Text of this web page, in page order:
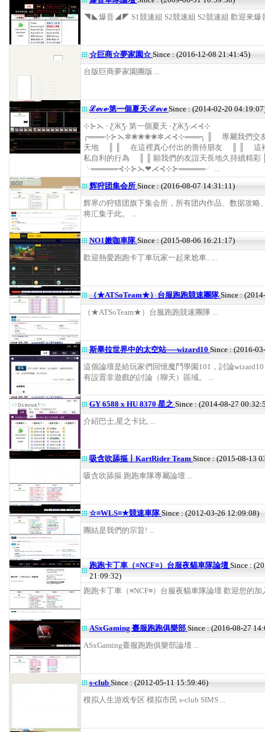
◥◣爆音◢◤ S1競速組 S2競速組 S2競速組 歡迎來爆
☆巨商☆夢家園☆ Since : (2016-12-08 21:41:45)
台版巨商夢家園團版 ...
ℒℴvℯ‧第一個夏天‧ℒℴvℯSince : (2014-02-20
⊹⊱⋋ ‧ ƸӜƷ‧ 第一個夏天 ‧ ƸӜƷ‧⋌⊰⊹
╭═══⊹⊱⋋✼❀❀❀❀✼⋌⊰⊹═══╮ ║ 專屬我們交友
天地 ║ ║ 在這裡真心付出的善待朋友 ║ ║ 這
私自利的行為 ║ ║ 願我們的友誼天長地久持續精彩
╰═════⊰⊹⊱⋋❤⋌⊰⊹⊱═════╯ ...
辉狩团集会所 Since : (2016-08-07 14:31:11)
辉界の狩猎团旗下集会所，所有团内作品、数据攻略
将汇集于此。 ...
NO1嫩咖車隊Since : (2015-08-06 16:21:17)
歡迎熱愛跑跑卡丁車玩家一起來尬車.. ...
（★ATSoTeam★）台服跑跑競速團隊Since :
（★ATSoTeam★）台服跑跑競速團隊 ...
斯畢拉世界中的太空站──wizard10 Since : (2016-
這個論壇是給玩家們回憶魔鬥學園101，討論
有設置非遊戲的討論（聊天）區域。 ...
GY 6588 x HU 8370 星之 Since : (2014-08-27
介紹巴士,星之卡比, ...
吸含吹舔摳丨KartRider Team Since : (2015-08-13
吸含吹舔摳 跑跑車隊專屬論壇 ...
☆≡WLS≡★競速車隊Since : (2012-03-26 12:09:08)
團結是我們的宗旨! ...
跑跑卡丁車（≡NCF≡）台服夜貓車隊論壇Since :
21:09:32)
跑跑卡丁車（≡NCF≡）台服夜貓車隊論壇 歡迎您的加
ASxGaming 臺服跑跑俱樂部 Since : (2016-08-27
ASxGaming臺服跑跑俱樂部論壇 ...
s-club Since : (2012-05-11 15:59:46)
模拟人生游戏专区 模拟市民 s-club SIMS ...